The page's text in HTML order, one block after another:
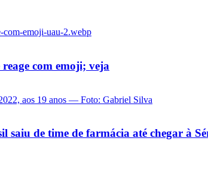
com emoji; veja
de time de farmácia até chegar à